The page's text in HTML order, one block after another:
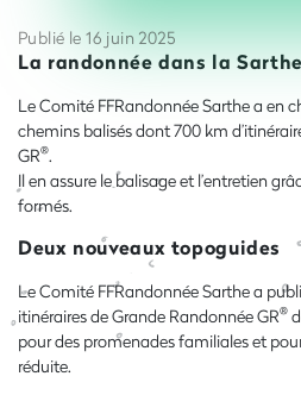
Publié le 16 juin 2025
La randonnée dans la Sarthe
Le Comité FFRandonnée Sarthe a en
chemins balisés dont 700 km
GR®.
Il en assure le balisage et l’entretien
formés.
Deux nouveaux topoguides
Le Comité FFRandonnée Sarthe a
itinéraires de Grande Randonnée GR®
pour des promenades familiales et
réduite.